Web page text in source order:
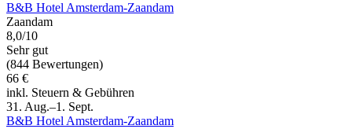
B&B Hotel Amsterdam-Zaandam
Zaandam
8,0/10
Sehr gut
(844 Bewertungen)
66 €
inkl. Steuern & Gebühren
31. Aug.–1. Sept.
B&B Hotel Amsterdam-Zaandam